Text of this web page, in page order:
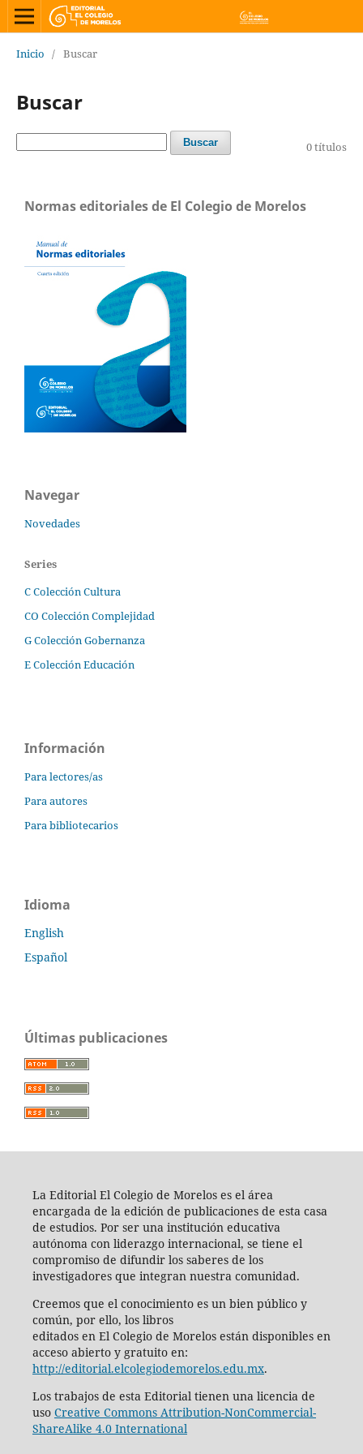
Inicio / Buscar
Buscar
0 títulos
Buscar
Normas editoriales de El Colegio de Morelos
Navegar
Novedades
Series
C Colección Cultura
CO Colección Complejidad
G Colección Gobernanza
E Colección Educación
Información
Para lectores/as
Para autores
Para bibliotecarios
Idioma
English
Español
Últimas publicaciones
La Editorial El Colegio de Morelos es el área
encargada de la edición de publicaciones de esta casa
de estudios. Por ser una institución educativa
autónoma con liderazgo internacional, se tiene el
compromiso de difundir los saberes de los
investigadores que integran nuestra comunidad.
Creemos que el conocimiento es un bien público y
común, por ello, los libros
editados en El Colegio de Morelos están disponibles en
acceso abierto y gratuito en:
http://editorial.elcolegiodemorelos.edu.mx.
Los trabajos de esta Editorial tienen una licencia de
uso Creative Commons Attribution-NonCommercial-
ShareAlike 4.0 International